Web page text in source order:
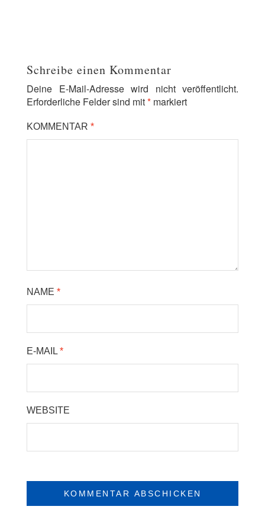
Schreibe einen Kommentar
Deine E-Mail-Adresse wird nicht veröffentlicht.
Erforderliche Felder sind mit* markiert
KOMMENTAR *
NAME *
E-MAIL *
WEBSITE